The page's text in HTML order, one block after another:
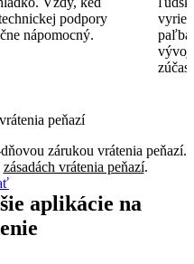
podpory
nápomocný.
peňazí
zárukou vrátenia peňazí.
zásadách vrátenia peňazí.
aplikácie na